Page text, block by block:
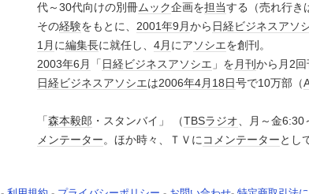
代～30代向けの別冊ムック企画を担当する（売れ行き
その経験をもとに、 2001年9月から 日経ビジネスアソ
1月 に編集長に就任し、 4月 にアソシエを創刊。
2003年6月 「 日経ビジネスアソシエ 」を月刊 から月2回
日経ビジネスアソシエは2006年4月18日号で10万部（
「森本毅郎 ・スタンバイ」 （TBSラジオ、月～金6:30
メンテーター。ほか時々、ＴＶにコメンテーターとし